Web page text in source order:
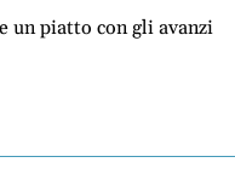
un piatto con gli avanzi